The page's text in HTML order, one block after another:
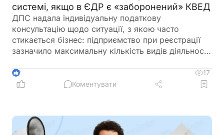
системі, якщо в ЄДР є «заборонений» КВЕД
ДПС надала індивідуальну податкову
консультацію щодо ситуації, з якою часто
стикається бізнес: підприємство при реєстрації
зазначило максимальну кількість видів діяльності
для платників єдиного податку 3-ї групи і вже
отримало лист від ДПС. При цьому в заяві на
коди
2
17
Коментувати